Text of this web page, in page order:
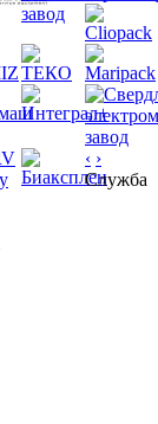
‹ ›
Служба